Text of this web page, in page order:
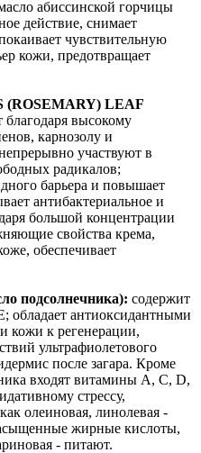
абиссинской горчицы
действие, снимает
чувствительную
кожи, предотвращает
(ROSEMARY) LEAF
благодаря высокому
карнозолу и
участвуют в
радикалов;
барьера и повышает
антибактериальное и
большой концентрации
свойства крема,
обеспечивает
подсолнечника): содержит
обладает антиоксидантными
кожи к регенерации,
ультрафиолетового
после загара. Кроме
входят витамины А, С, D,
стрессу,
олеиновая, линолевая -
жирные кислоты,
- питают.